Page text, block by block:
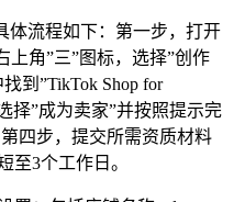
体流程如下：第一步，打开
上角”三”图标，选择”创作
到”TikTok Shop for
择”成为卖家”并按照提示完
四步，提交所需资质材料
至3个工作日。